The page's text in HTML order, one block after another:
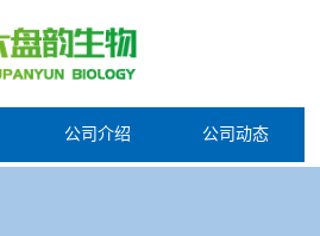
公司介绍 公司动态